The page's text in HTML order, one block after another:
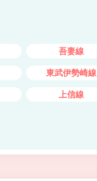
吾妻線
東武伊勢崎線
上信線